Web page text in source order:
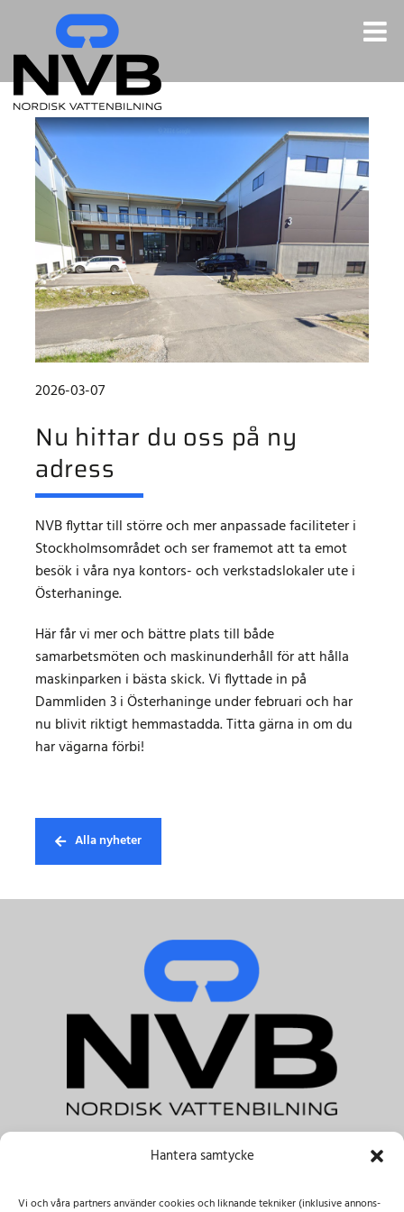
Hantera samtycke
Vi och våra partners använder cookies och liknande tekniker (inklusive annons-
innehållet
2026-03-07
Nu hittar du oss på ny
adress
NVB flyttar till större och mer anpassade faciliteter i
Stockholmsområdet och ser framemot att ta emot
besök i våra nya kontors- och verkstadslokaler ute i
Österhaninge.
Här får vi mer och bättre plats till både
samarbetsmöten och maskinunderhåll för att hålla
maskinparken i bästa skick. Vi flyttade in på
Dammliden 3 i Österhaninge under februari och har
nu blivit riktigt hemmastadda. Titta gärna in om du
har vägarna förbi!
Alla nyheter
NVB Nordisk Vattenbilning AB